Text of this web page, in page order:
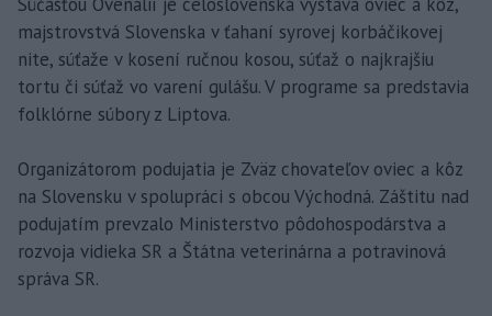
majstrovstvá Slovenska v ťahaní syrovej korbáčikovej
nite, súťaže v kosení ručnou kosou, súťaž o najkrajšiu
tortu či súťaž vo varení gulášu. V programe sa predstavia
folklórne súbory z Liptova.
Organizátorom podujatia je Zväz chovateľov oviec a kôz
na Slovensku v spolupráci s obcou Východná. Záštitu nad
podujatím prevzalo Ministerstvo pôdohospodárstva a
rozvoja vidieka SR a Štátna veterinárna a potravinová
správa SR.